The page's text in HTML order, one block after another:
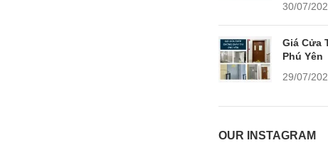
30/07/
Giá Cửa
Phú Yên
29/07/
OUR INSTAGRAM